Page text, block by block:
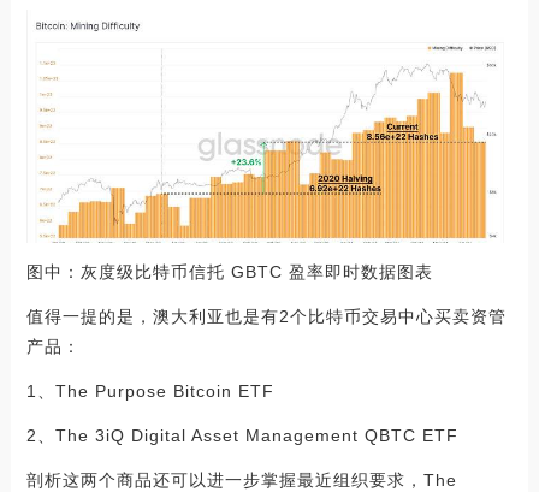
图中：灰度级比特币信托 GBTC 盈率即时数据图表
值得一提的是，澳大利亚也是有2个比特币交易中心买卖资管
产品：
1、The Purpose Bitcoin ETF
2、The 3iQ Digital Asset Management QBTC ETF
剖析这两个商品还可以进一步掌握最近组织要求，The